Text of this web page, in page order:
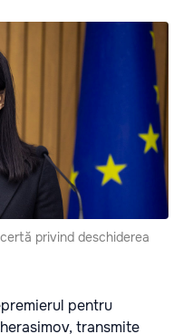
privind deschiderea
pentru
transmite